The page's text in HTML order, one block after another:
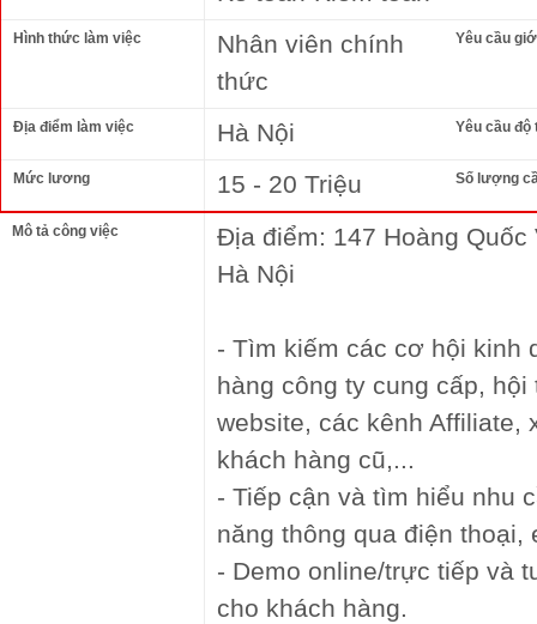
Hình thức làm việc
Nhân viên chính
thức
Yêu cầu
Địa điểm làm việc Hà Nội Yêu cầu độ
Mức lương 15 - 20 Triệu Số lượng
Mô tả công việc
Địa điểm: 147 Hoàng
Hà Nội
- Tìm kiếm các cơ hội kinh
hàng công ty cung cấp,
website, các kênh Affiliate,
khách hàng cũ,...
- Tiếp cận và tìm hiểu nhu
năng thông qua điện thoại,
- Demo online/trực tiếp và
cho khách hàng.